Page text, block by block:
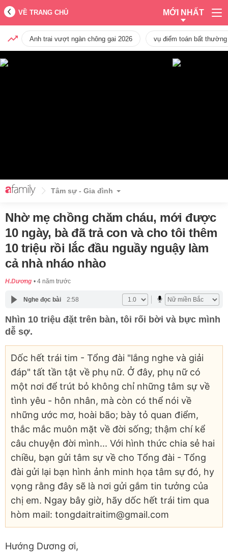
VỀ TRANG CHỦ MỚI NHẤT
Anh trai vượt ngàn chông gai 2026 vụ điểm toán bất
Tâm sự - Gia đình
Nhờ mẹ chồng chăm cháu, mới được
10 ngày, bà đã trả con và cho tôi thêm
10 triệu rồi lắc đầu nguầy nguậy làm
cả nhà nháo nhào
H.Dương 4 năm trước
Nghe đọc bài 2:58
Nhìn 10 triệu đặt trên bàn, tôi rối bời và bực mình
dễ sợ.
Dốc hết trái tim - Tổng đài "lắng nghe và giải
đáp" tất tần tật về phụ nữ. Ở đây, phụ nữ có
một nơi để trút bỏ không chỉ những tâm sự về
tình yêu - hôn nhân, mà còn có thể nói về
những ước mơ, hoài bão; bày tỏ quan điểm,
thắc mắc muôn mặt về đời sống; thậm chí kể
câu chuyện đời mình... Với hình thức chia sẻ hai
chiều, bạn gửi tâm sự về cho Tổng đài - Tổng
đài gửi lại bạn hình ảnh minh họa tâm sự đó, hy
vọng rằng đây sẽ là nơi gửi gắm tin tưởng của
chị em. Ngay bây giờ, hãy dốc hết trái tim qua
hòm mail: tongdaitraitim@gmail.com
Hướng Dương ơi,